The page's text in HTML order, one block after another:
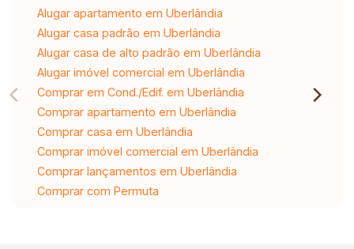
Alugar apartamento em Uberlândia
Alugar casa padrão em Uberlândia
Alugar casa de alto padrão em Uberlândia
Alugar imóvel comercial em Uberlândia
Comprar em Cond./Edif. em Uberlândia
Comprar apartamento em Uberlândia
Comprar casa em Uberlândia
Comprar imóvel comercial em Uberlândia
Comprar lançamentos em Uberlândia
Comprar com Permuta